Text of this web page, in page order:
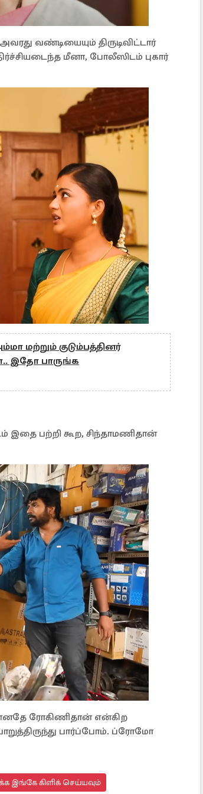
வண்டியையும் திருடிவிட்டார்
மீனா, போலீஸிடம் புகார்
மற்றும் குடும்பத்தினர்
இதோ பாருங்க
இதை பற்றி கூற, சிந்தாமணிதான்
ரோகிணிதான் என்கிற
பார்ப்போம். ப்ரோமோ
இங்கே கிளிக் செய்யவும்